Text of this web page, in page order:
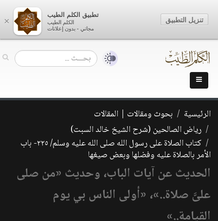
الرئيسية
بحوث ومقالات | المقالات
رياض الصالحين (شرح الشيخ خالد السبت)
كتاب الصلاة على رسول الله صلى الله عليه وسلم/ ٢٢٥- باب
الأمر بالصلاة عليه وفضلها وبعض صيغها
الحديث عن آيات الباب، وحديث «من صلى
علىَّ صلاة..»، «أولى الناس بي يوم
القيامة..»
×
تطبيق الكلم الطيب
الكلم الطيب
مجاني - بدون إعلانات
تنزيل التطبيق